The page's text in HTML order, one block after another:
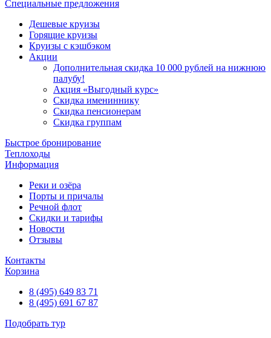
Специальные предложения
Дешевые круизы
Горящие круизы
Круизы с кэшбэком
Акции
Дополнительная скидка 10 000 рублей на нижнюю
палубу!
Акция «Выгодный курс»
Скидка имениннику
Скидка пенсионерам
Скидка группам
Быстрое бронирование
Теплоходы
Информация
Реки и озёра
Порты и причалы
Речной флот
Скидки и тарифы
Новости
Отзывы
Контакты
Корзина
8 (495) 649 83 71
8 (495) 691 67 87
Подобрать тур